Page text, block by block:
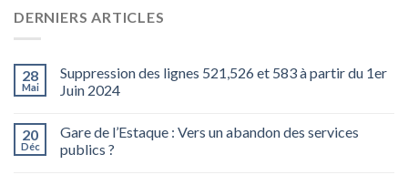
DERNIERS ARTICLES
28
Mai
Suppression des lignes 521,526 et 583 à partir du 1er
Juin 2024
20
Déc
Gare de l’Estaque : Vers un abandon des services
publics ?